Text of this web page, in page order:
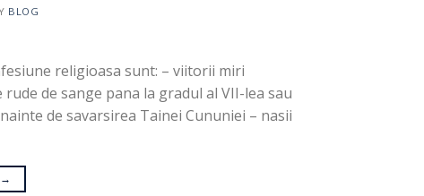
BLOG
religioasa sunt: – viitorii miri
de sange pana la gradul al VII-lea sau
de savarsirea Tainei Cununiei – nasii
→